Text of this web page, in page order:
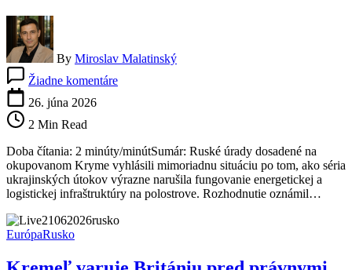
By Miroslav Malatinský
Žiadne komentáreRusko
mimoriadnu
situáciu.
Ukrajinské
útoky
zásobovanie
26. júna 2026
2 Min Read
Doba čítania: 2 minúty/minútSumár: Ruské úrady dosadené na
okupovanom Kryme vyhlásili mimoriadnu situáciu po tom, ako séria
ukrajinských útokov výrazne narušila fungovanie energetickej a
logistickej infraštruktúry na polostrove. Rozhodnutie oznámil…
EurópaRusko